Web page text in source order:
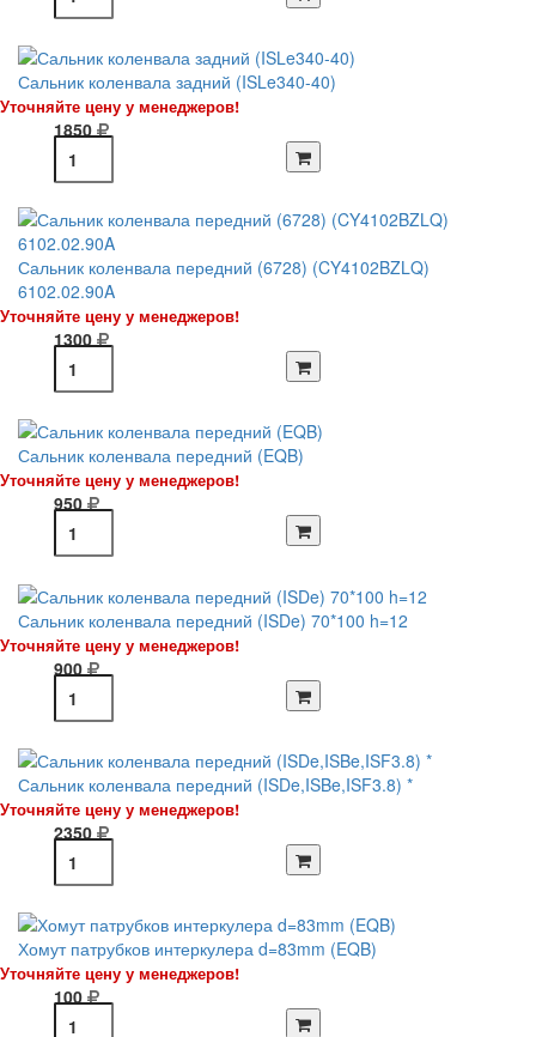
Сальник коленвала задний (ISLe340-40)
Уточняйте цену у менеджеров!
1850
Сальник коленвала передний (6728) (CY4102BZLQ)
6102.02.90A
Уточняйте цену у менеджеров!
1300
Сальник коленвала передний (EQB)
Уточняйте цену у менеджеров!
950
Сальник коленвала передний (ISDe) 70*100 h=12
Уточняйте цену у менеджеров!
900
Сальник коленвала передний (ISDe,ISBe,ISF3.8) *
Уточняйте цену у менеджеров!
2350
Хомут патрубков интеркулера d=83mm (EQB)
Уточняйте цену у менеджеров!
100